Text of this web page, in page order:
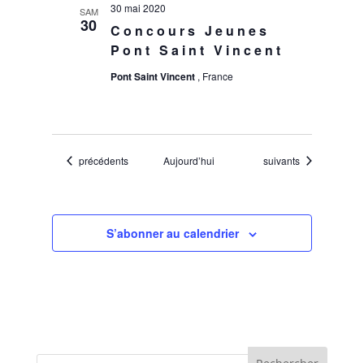
SAM
30
Concours Jeunes
Pont Saint Vincent
30 mai 2020
Pont Saint Vincent , France
Évènements
précédents Aujourd’hui Évènements
suivants
S’abonner au calendrier